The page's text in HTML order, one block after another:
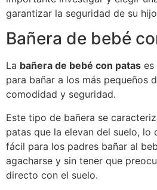
garantizar la seguridad de su
Bañera de bebé
La bañera de bebé con patas es
para bañar a los más pequeños
comodidad y seguridad.
Este tipo de bañera se
patas que la elevan del suelo, lo
fácil para los padres bañar al
agacharse y sin tener que
directo con el suelo.